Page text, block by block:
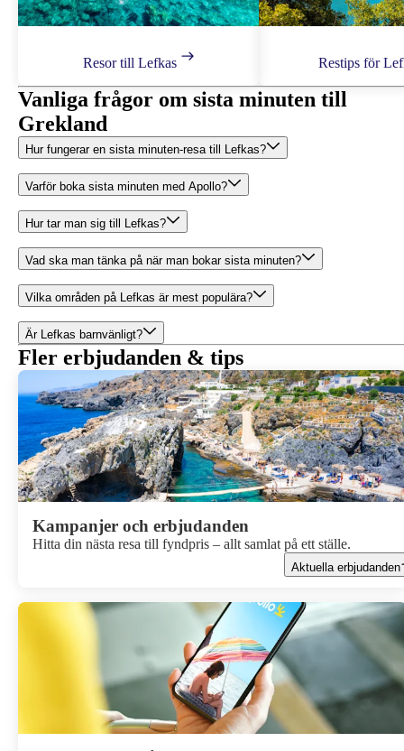
Resor till Lefkas Restips för
Vanliga frågor om sista minuten till
Grekland
Hur fungerar en sista minuten‑resa till Lefkas?
Varför boka sista minuten med Apollo?
Hur tar man sig till Lefkas?
Vad ska man tänka på när man bokar sista minuten?
Vilka områden på Lefkas är mest populära?
Är Lefkas barnvänligt?
Fler erbjudanden & tips
Kampanjer och erbjudanden
Hitta din nästa resa till fyndpris – allt samlat på ett ställe.
Aktuella erbjudanden